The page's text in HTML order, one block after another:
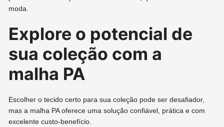
moda.
Explore o potencial de
sua coleção com a
malha PA
Escolher o tecido certo para sua coleção pode ser desafiador,
mas a malha PA oferece uma solução confiável, prática e com
excelente custo-benefício.